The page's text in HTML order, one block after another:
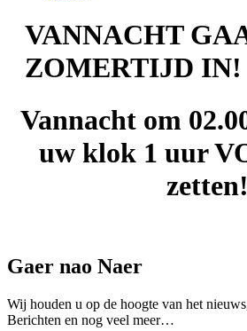
VANNACHT
ZOMERTIJD IN!
Vannacht om
uw klok 1 uur
zetten!
Gaer nao Naer
Wij houden u op de hoogte van het
Berichten en nog veel meer…